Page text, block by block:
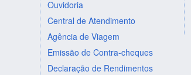
Ouvidoria
Central de Atendimento
Agência de Viagem
Emissão de Contra-cheques
Declaração de Rendimentos